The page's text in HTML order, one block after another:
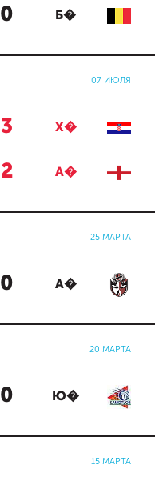
0 Б�
07 ИЮЛЯ
3 Х�
2 А�
25 МАРТА
0 А�
20 МАРТА
0 Ю�
15 МАРТА